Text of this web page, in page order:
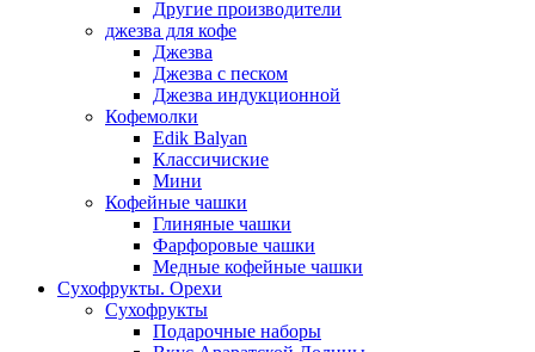
Другие производители
джезва для кофе
Джезва
Джезва с песком
Джезва индукционной
Кофемолки
Edik Balyan
Классичиские
Мини
Кофейные чашки
Глиняные чашки
Фарфоровые чашки
Медные кофейные чашки
Сухофрукты. Орехи
Сухофрукты
Подарочные наборы